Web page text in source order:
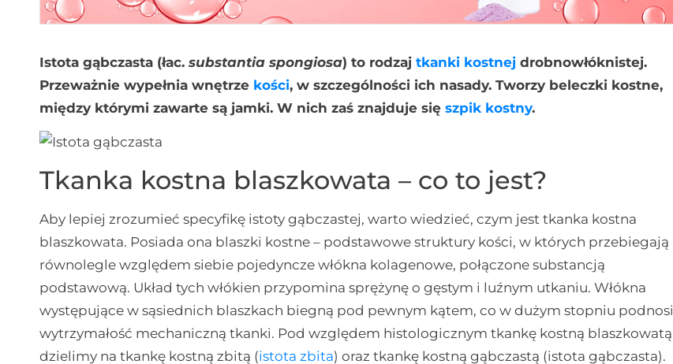
Istota gąbczasta (łac.substantia spongiosa) to rodzajtkanki kostnej drobnowłóknistej.
Przeważnie wypełnia wnętrze kości, w szczególności ich nasady. Tworzy beleczki kostne,
między którymi zawarte są jamki. W nich zaś znajduje sięszpik kostny.
Tkanka kostna blaszkowata – co to jest?
Aby lepiej zrozumieć specyfikę istoty gąbczastej, warto wiedzieć, czym jest tkanka kostna
blaszkowata. Posiada ona blaszki kostne – podstawowe struktury kości, w których przebiegają
równolegle względem siebie pojedyncze włókna kolagenowe, połączone substancją
podstawową. Układ tych włókien przypomina sprężynę o gęstym i luźnym utkaniu. Włókna
występujące w sąsiednich blaszkach biegną pod pewnym kątem, co w dużym stopniu podnosi
wytrzymałość mechaniczną tkanki. Pod względem histologicznym tkankę kostną blaszkowatą
dzielimy na tkankę kostną zbitą (istota zbita) oraz tkankę kostną gąbczastą (istota gąbczasta).